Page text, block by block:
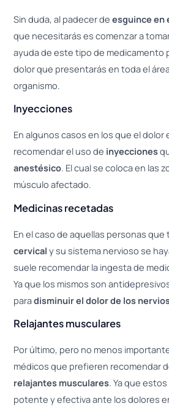
Sin duda, al padecer deesguince en
que necesitarás es comenzar a
ayuda de este tipo de medicamento
dolor que presentarás en toda el
organismo.
Inyecciones
En algunos casos en los que el dolor
recomendar el uso de inyecciones
anestésico. El cual se coloca en las
músculo afectado.
Medicinas recetadas
En el caso de aquellas personas
cervical y su sistema nervioso se
suele recomendar la ingesta de
Ya que los mismos son
paradisminuir el dolor de los
Relajantes musculares
Por último, pero no menos
médicos que prefieren recomendar
relajantes musculares. Ya que
potente y efectiva ante los dolores